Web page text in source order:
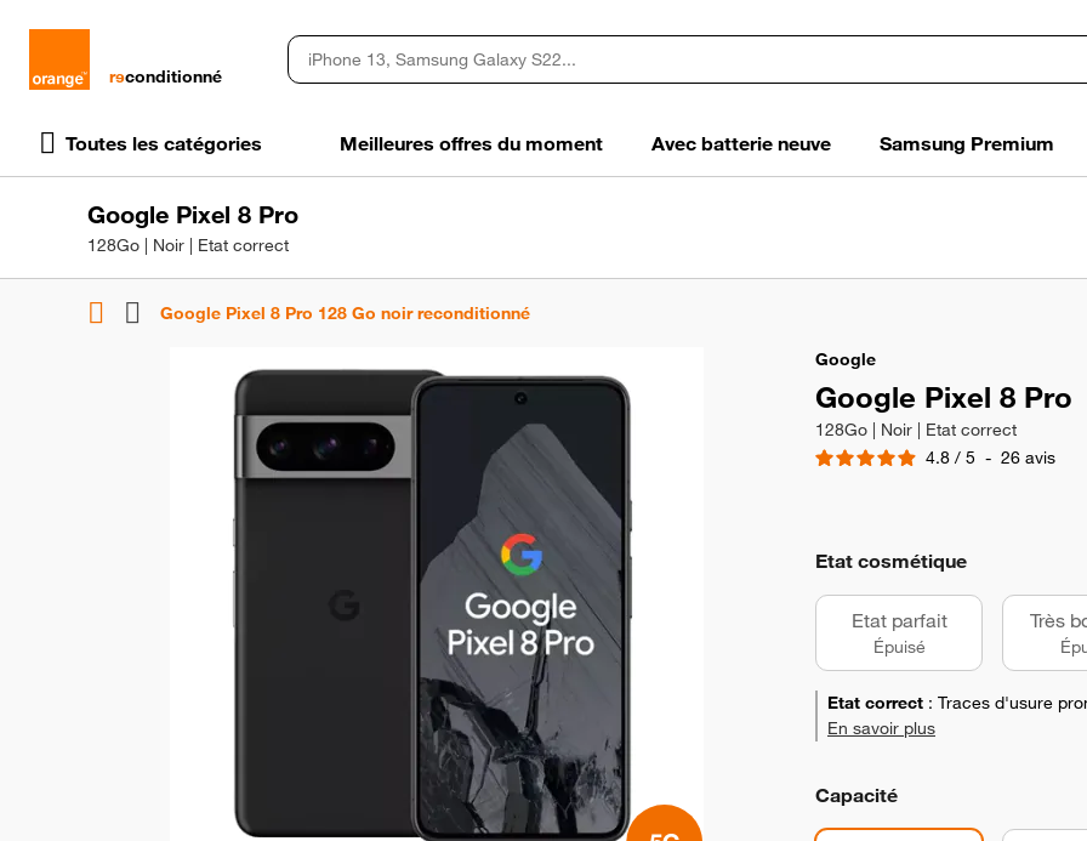
rɘconditionné
Toutes les catégories Meilleures offres du moment Avec batterie neuve Samsung Premium
Google Pixel 8 Pro
128Go | Noir | Etat correct
Google Pixel 8 Pro 128 Go noir reconditionné
Google
Google Pixel 8 Pro
128Go | Noir | Etat correct
4.8 / 5 - 26 avis
Etat cosmétique
Etat parfait
Épuisé
Très
Etat correct : Traces d'usure
En savoir plus
Capacité